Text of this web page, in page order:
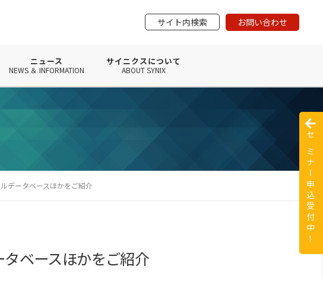
サイト内検索 お問い合わせ
ニュース
NEWS ＆ INFORMATION
サイニクスについて
ABOUT SYNIX
データベースほかをご紹介
ベースほかをご紹介
セミナー申込受付中！